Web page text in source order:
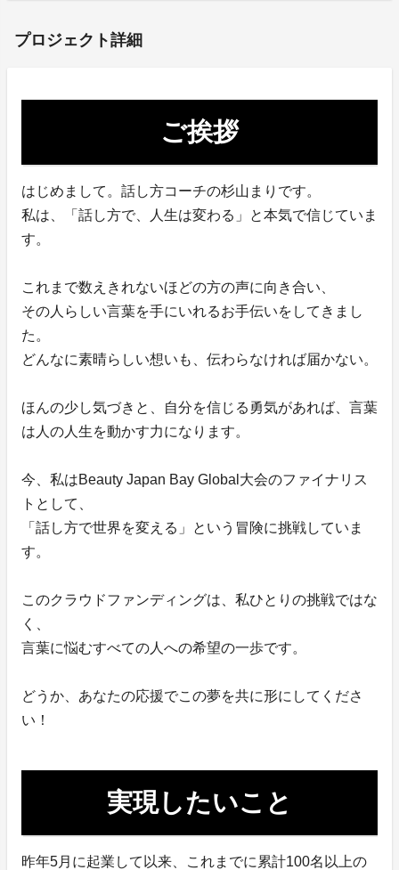
プロジェクト詳細
ご挨拶
はじめまして。話し方コーチの杉山まりです。
私は、「話し方で、人生は変わる」と本気で信じていま
す。
これまで数えきれないほどの方の声に向き合い、
その人らしい言葉を手にいれるお手伝いをしてきまし
た。
どんなに素晴らしい想いも、伝わらなければ届かない。
ほんの少し気づきと、自分を信じる勇気があれば、言葉
は人の人生を動かす力になります。
今、私はBeauty Japan Bay Global大会のファイナリス
トとして、
「話し方で世界を変える」という冒険に挑戦していま
す。
このクラウドファンディングは、私ひとりの挑戦ではな
く、
言葉に悩むすべての人への希望の一歩です。
どうか、あなたの応援でこの夢を共に形にしてくださ
い！
実現したいこと
昨年5月に起業して以来、これまでに累計100名以上の